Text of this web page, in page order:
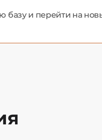
базу и перейти на